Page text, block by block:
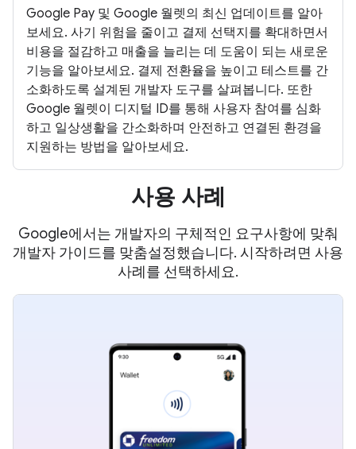
Google Pay 및 Google 월렛의 최신 업데이트를 알아
보세요. 사기 위험을 줄이고 결제 선택지를 확대하면서
비용을 절감하고 매출을 늘리는 데 도움이 되는 새로운
기능을 알아보세요. 결제 전환율을 높이고 테스트를 간
소화하도록 설계된 개발자 도구를 살펴봅니다. 또한
Google 월렛이 디지털 ID를 통해 사용자 참여를 심화
하고 일상생활을 간소화하며 안전하고 연결된 환경을
지원하는 방법을 알아보세요.
사용 사례
Google에서는 개발자의 구체적인 요구사항에 맞춰
개발자 가이드를 맞춤설정했습니다. 시작하려면 사용
사례를 선택하세요.